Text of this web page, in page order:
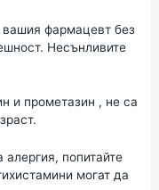
вашия фармацевт без
Несънливите
и прометазин , не са
попитайте
могат да